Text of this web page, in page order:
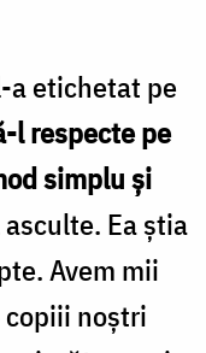
a etichetat pe
l respecte pe
simplu şi
Ea ştia
Avem mii
noştri